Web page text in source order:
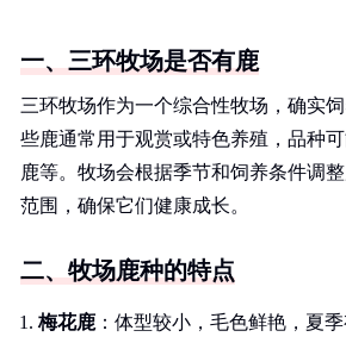
一、三环牧场是否有鹿
三环牧场作为一个综合性牧场，确实
些鹿通常用于观赏或特色养殖，品种
鹿等。牧场会根据季节和饲养条件调
范围，确保它们健康成长。
二、牧场鹿种的特点
梅花鹿 ：体型较小，毛色鲜艳，夏